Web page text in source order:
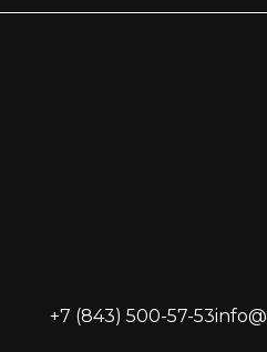
+7 (843) 500-57-53